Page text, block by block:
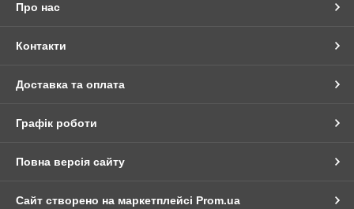
Про нас
Контакти
Доставка та оплата
Графік роботи
Повна версія сайту
Сайт створено на маркетплейсі Prom.ua